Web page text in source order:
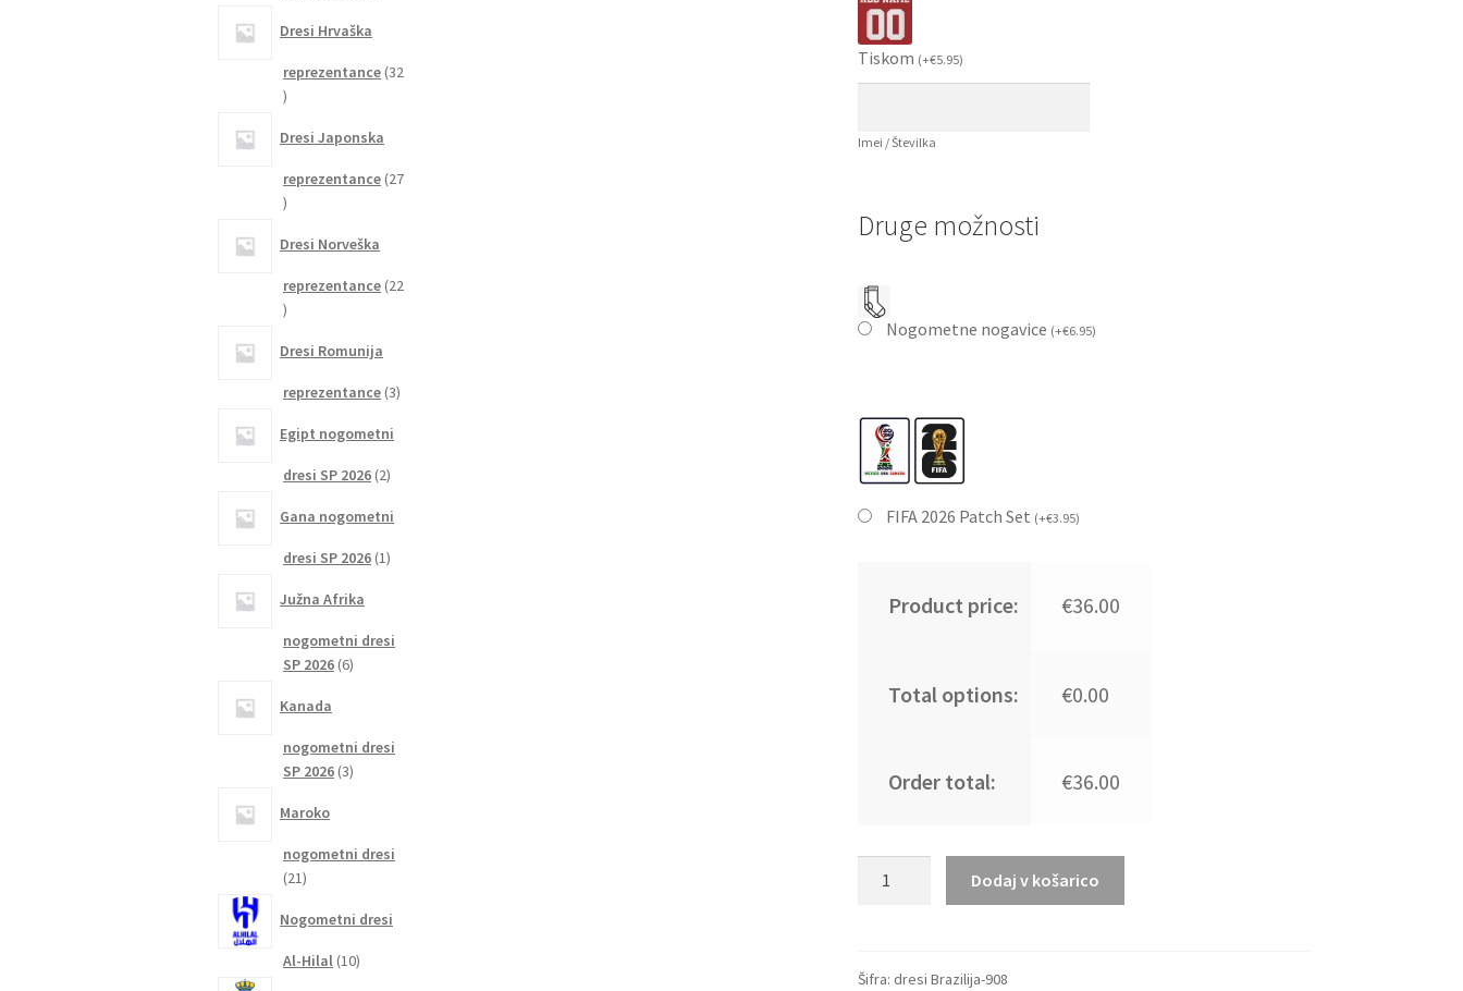
Tiskom (+€5.95)
Imei / Številka
Druge možnosti
Nogometne nogavice (+€6.95)
FIFA 2026 Patch Set (+€3.95)
Product price: €36.00
Total options: €0.00
Order total: €36.00
dresi
Dodaj v košarico
Šifra: dresi Brazilija-908
Dresi Hrvaška
reprezentance 32
32
Dresi Japonska
reprezentance 27
27
Dresi Norveška
reprezentance 22
22
Dresi Romunija
reprezentance 33
Egipt nogometni
dresi SP 2026 22
Gana nogometni
dresi SP 2026 11
Južna Afrika
nogometni dresi
SP 2026 66
Kanada
nogometni dresi
SP 2026 33
Maroko
nogometni dresi
2121
Nogometni dresi
Al-Hilal 1010